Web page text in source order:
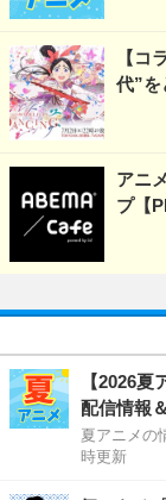
【コ
代”を
アニ
プ【
【2026
配信情報
夏アニメの
時更新